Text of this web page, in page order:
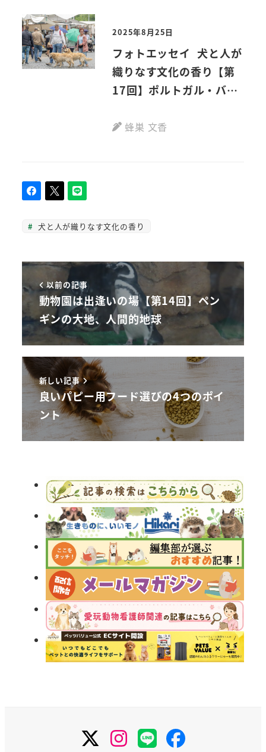
2025年8月25日
フォトエッセイ 犬と人が
織りなす文化の香り【第
17回】ポルトガル・バル
蜂巣 文香
犬と人が織りなす文化の香り
以前の記事
動物園は出逢いの場【第14回】ペン
ギンの大地、人間的地球
新しい記事
良いパピー用フード選びの4つのポイ
ント
Instagram
LINE Facebook